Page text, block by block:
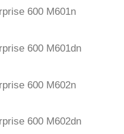
600 M601n
600 M601dn
600 M602n
600 M602dn